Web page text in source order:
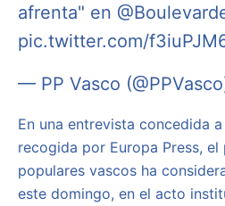
afrenta" en
pic.twitter.com/
— PP Vasco
En una entrevista concedida
recogida por Europa Press,
populares vascos ha
este domingo, en el acto